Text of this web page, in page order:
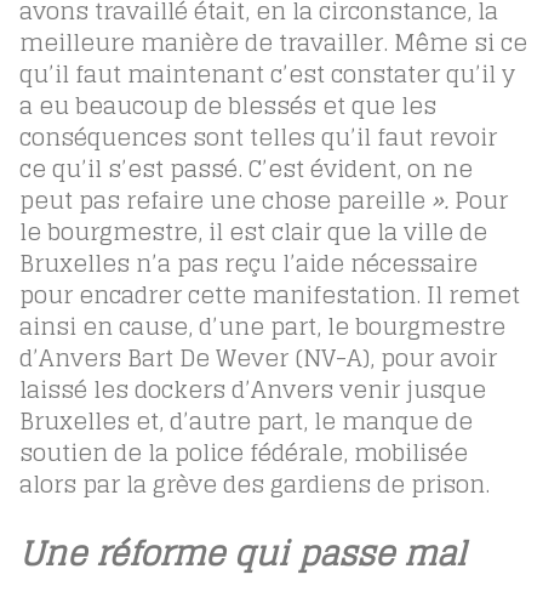
avons travaillé était, en la circonstance, la
meilleure manière de travailler. Même si ce
qu’il faut maintenant c’est constater qu’il y
a eu beaucoup de blessés et que les
conséquences sont telles qu’il faut revoir
ce qu’il s’est passé. C’est évident, on ne
peut pas refaire une chose pareille ».Pour
le bourgmestre, il est clair que la ville de
Bruxelles n’a pas reçu l’aide nécessaire
pour encadrer cette manifestation. Il remet
ainsi en cause, d’une part, le bourgmestre
d’Anvers Bart De Wever (NV-A), pour avoir
laissé les dockers d’Anvers venir jusque
Bruxelles et, d’autre part, le manque de
soutien de la police fédérale, mobilisée
alors par la grève des gardiens de prison.
Une réforme qui passe mal